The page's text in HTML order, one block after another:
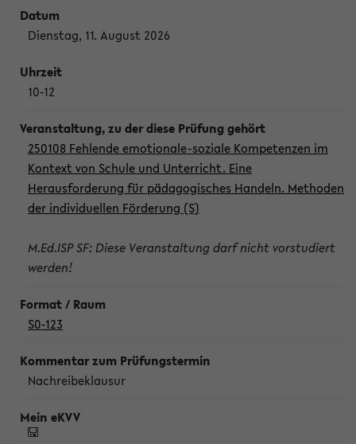
Dienstag, 11. August 2026
10-12
250108 Fehlende emotionale-soziale Kompetenzen im
Kontext von Schule und Unterricht. Eine
Herausforderung für pädagogisches Handeln. Methoden
der individuellen Förderung (S)
M.Ed.ISP SF: Diese Veranstaltung darf nicht vorstudiert
werden!
S0-123
Nachreibeklausur